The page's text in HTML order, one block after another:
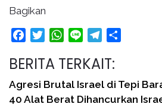
Bagikan
FacebookTwitterWhatsApp
Line Telegram
BERITA TERKAIT:
Agresi Brutal Israel di Tepi
40 Alat Berat Dihancurkan